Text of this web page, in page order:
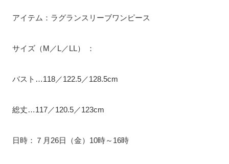
アイテム：ラグランスリーブワンピース
サイズ（M／L／LL） ：
バスト…118／122.5／128.5cm
総丈…117／120.5／123cm
日時：７月26日（金）10時～16時